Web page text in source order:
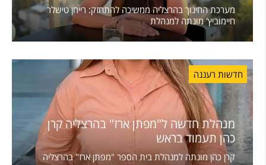
מערכת החינוך בהרצליה ממשיכה להתחזק: רייחן טישלר
חיימוביץ' מונתה למנהלת
חדשות רעננה
מנהלת חדשה ל"מפתן ארז" בהרצליה קרן
כהן תעמוד בראש
קרן כהן מונתה למנהלת בית הספר "מפתן ארז" בהרצליה